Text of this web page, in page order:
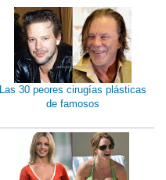
Las 30 peores cirugías plásticas
de famosos